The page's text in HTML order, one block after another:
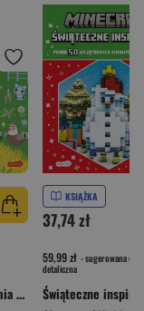
Kurczaczek. Akademia mądrego dziecka. Niesamowity spacer
KSIĄŻKA
37,74 zł
59,99 zł - sugerowana cena
detaliczna